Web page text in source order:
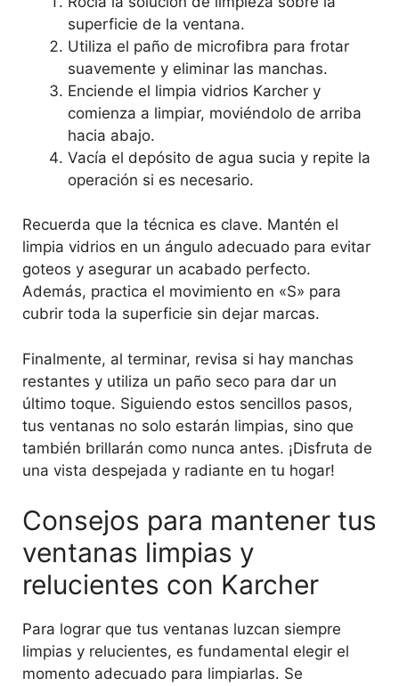
superficie de la ventana.
Utiliza el paño de microfibra para frotar
suavemente y eliminar las manchas.
Enciende el limpia vidrios Karcher y
comienza a limpiar, moviéndolo de arriba
hacia abajo.
Vacía el depósito de agua sucia y repite la
operación si es necesario.
Recuerda que la técnica es clave. Mantén el
limpia vidrios en un ángulo adecuado para evitar
goteos y asegurar un acabado perfecto.
Además, practica el movimiento en «S» para
cubrir toda la superficie sin dejar marcas.
Finalmente, al terminar, revisa si hay manchas
restantes y utiliza un paño seco para dar un
último toque. Siguiendo estos sencillos pasos,
tus ventanas no solo estarán limpias, sino que
también brillarán como nunca antes. ¡Disfruta de
una vista despejada y radiante en tu hogar!
Consejos para mantener tus
ventanas limpias y
relucientes con Karcher
Para lograr que tus ventanas luzcan siempre
limpias y relucientes, es fundamental elegir el
momento adecuado para limpiarlas. Se